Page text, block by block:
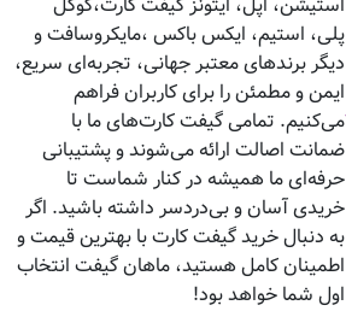
پلی، استیم، ایکس باکس ،مایکروسافت و
دیگر برندهای معتبر جهانی، تجربه‌ای سریع،
ایمن و مطمئن را برای کاربران فراهم
می‌کنیم. تمامی گیفت کارت‌های ما با
ضمانت اصالت ارائه می‌شوند و پشتیبانی
حرفه‌ای ما همیشه در کنار شماست تا
خریدی آسان و بی‌دردسر داشته باشید. اگر
به دنبال خرید گیفت کارت با بهترین قیمت و
اطمینان کامل هستید، ماهان گیفت انتخاب
اول شما خواهد بود!